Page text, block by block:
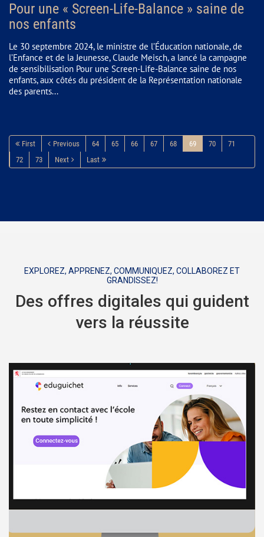
Pour une « Screen-Life-Balance » saine de
nos enfants
Le 30 septembre 2024, le ministre de l’Éducation nationale, de
l’Enfance et de la Jeunesse, Claude Meisch, a lancé la campagne
de sensibilisation Pour une Screen-Life-Balance saine de nos
enfants, aux côtés du président de la Représentation nationale
des parents...
First Previous 64 65 66 67 68 69 70
71
72
73 Next Last
EXPLOREZ, APPRENEZ, COMMUNIQUEZ, COLLABOREZ ET
GRANDISSEZ!
Des offres digitales qui guident
vers la réussite